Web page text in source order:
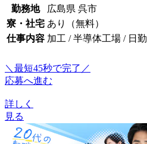
勤務地
広島県 呉市
寮・社宅 あり（無料）
仕事内容 加工 / 半導体工場 / 日勤
＼最短45秒で完了／
応募へ進む
詳しく
見る